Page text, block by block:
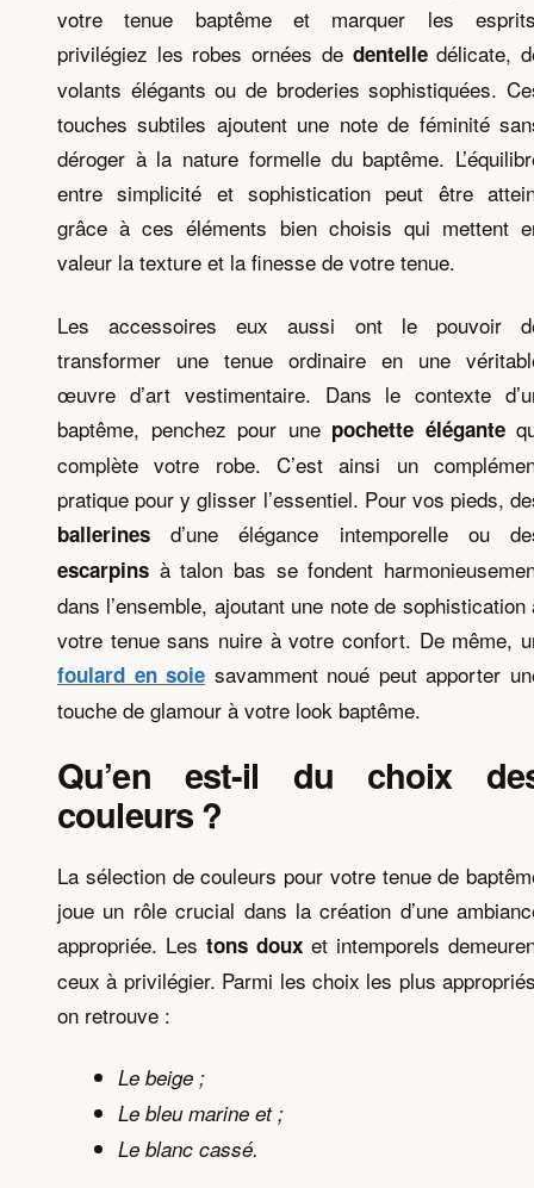
votre tenue baptême et marquer les
privilégiez les robes ornées de dentelledélicate,
volants élégants ou de broderies sophistiquées.
touches subtiles ajoutent une note de féminité
déroger à la nature formelle du baptême.
entre simplicité et sophistication peut être
grâce à ces éléments bien choisis qui mettent
valeur la texture et la finesse de votre tenue.
Les accessoires eux aussi ont le pouvoir
transformer une tenue ordinaire en une
œuvre d’art vestimentaire. Dans le contexte
baptême, penchez pour une pochette élégante
complète votre robe. C’est ainsi un
pratique pour y glisser l’essentiel. Pour vos pieds,
ballerinesd’une élégance intemporelle ou
escarpins à talon bas se fondent
dans l’ensemble, ajoutant une note de sophistication
votre tenue sans nuire à votre confort. De même,
foulard en soie savamment noué peut apporter
touche de glamour à votre look baptême.
Qu’en est-il du choix
couleurs ?
La sélection de couleurs pour votre tenue de
joue un rôle crucial dans la création d’une
appropriée. Les tons doux et intemporels
ceux à privilégier. Parmi les choix les plus
on retrouve :
Le beige ;
Le bleu marine et ;
Le blanc cassé.